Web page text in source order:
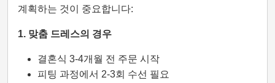
계획하는 것이 중요합니다:
1. 맞춤 드레스의 경우
결혼식 3-4개월 전 주문 시작
피팅 과정에서 2-3회 수선 필요